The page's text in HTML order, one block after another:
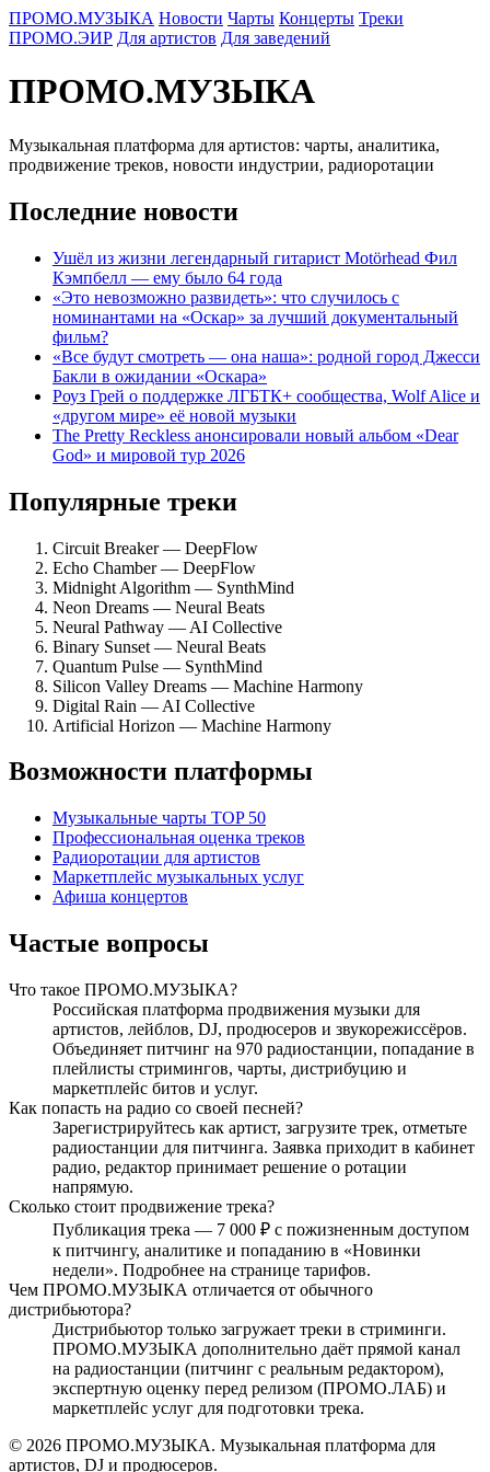
ПРОМО.МУЗЫКА Новости Чарты Концерты Треки
ПРОМО.ЭИР Для артистов Для заведений
ПРОМО.МУЗЫКА
Музыкальная платформа для артистов: чарты, аналитика,
продвижение треков, новости индустрии, радиоротации
Последние новости
Ушёл из жизни легендарный гитарист Motörhead Фил
Кэмпбелл — ему было 64 года
«Это невозможно развидеть»: что случилось с
номинантами на «Оскар» за лучший документальный
фильм?
«Все будут смотреть — она наша»: родной город Джесси
Бакли в ожидании «Оскара»
Роуз Грей о поддержке ЛГБТК+ сообщества, Wolf Alice и
«другом мире» её новой музыки
The Pretty Reckless анонсировали новый альбом «Dear
God» и мировой тур 2026
Популярные треки
Circuit Breaker — DeepFlow
Echo Chamber — DeepFlow
Midnight Algorithm — SynthMind
Neon Dreams — Neural Beats
Neural Pathway — AI Collective
Binary Sunset — Neural Beats
Quantum Pulse — SynthMind
Silicon Valley Dreams — Machine Harmony
Digital Rain — AI Collective
Artificial Horizon — Machine Harmony
Возможности платформы
Музыкальные чарты TOP 50
Профессиональная оценка треков
Радиоротации для артистов
Маркетплейс музыкальных услуг
Афиша концертов
Частые вопросы
Что такое ПРОМО.МУЗЫКА?
Российская платформа продвижения музыки для
артистов, лейблов, DJ, продюсеров и звукорежиссёров.
Объединяет питчинг на 970 радиостанции, попадание в
плейлисты стримингов, чарты, дистрибуцию и
маркетплейс битов и услуг.
Как попасть на радио со своей песней?
Зарегистрируйтесь как артист, загрузите трек, отметьте
радиостанции для питчинга. Заявка приходит в кабинет
радио, редактор принимает решение о ротации
напрямую.
Сколько стоит продвижение трека?
Публикация трека — 7 000 ₽ с пожизненным доступом
к питчингу, аналитике и попаданию в «Новинки
недели». Подробнее на странице тарифов.
Чем ПРОМО.МУЗЫКА отличается от обычного
дистрибьютора?
Дистрибьютор только загружает треки в стриминги.
ПРОМО.МУЗЫКА дополнительно даёт прямой канал
на радиостанции (питчинг с реальным редактором),
экспертную оценку перед релизом (ПРОМО.ЛАБ) и
маркетплейс услуг для подготовки трека.
© 2026 ПРОМО.МУЗЫКА. Музыкальная платформа для
артистов, DJ и продюсеров.